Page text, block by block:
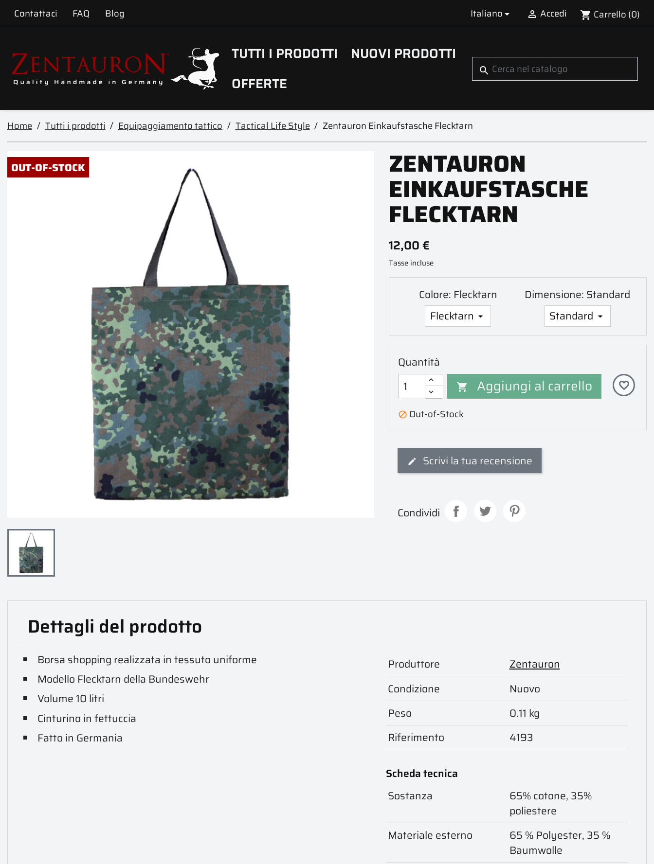
Contattaci FAQ Blog Italiano  Accedi shopping_cart Carrello (0)
TUTTI I PRODOTTI
NUOVI PRODOTTI
OFFERTE
search
Home Tutti i prodotti Equipaggiamento tattico Tactical Life Style Zentauron Einkaufstasche Flecktarn
OUT-OF-STOCK ZENTAURON
EINKAUFSTASCHE
FLECKTARN
12,00 €
Tasse incluse
Colore: Flecktarn Dimensione: Standard
Quantità
 Aggiungi al carrello favorite_border
 Out-of-Stock
Scrivi la tua recensione
Condividi
Dettagli del prodotto
Borsa shopping realizzata in tessuto uniforme
Modello Flecktarn della Bundeswehr
Volume 10 litri
Cinturino in fettuccia
Fatto in Germania
Produttore
Zentauron
Condizione
Nuovo
Peso
0.11 kg
Riferimento
4193
Scheda tecnica
Sostanza
65% cotone, 35%
poliestere
Materiale esterno
65 % Polyester, 35 %
Baumwolle